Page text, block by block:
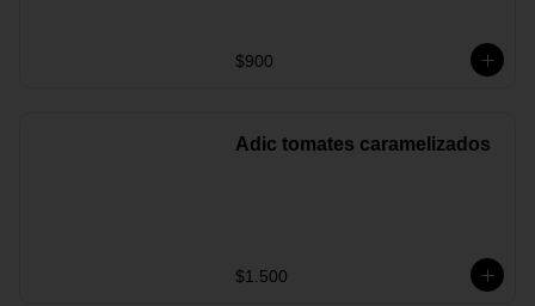
$900
Adic tomates caramelizados
$1.500